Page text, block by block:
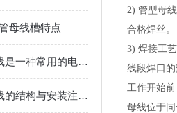
母线槽特点
浇铸绝缘管型母线是一种常用的电力传输和配电系统中的重要组件
浇铸绝缘管型母线的结构与安装注意事项说明
2) 管型母
合格焊丝。
3) 焊接工
线段焊口
工作开始
母线位于